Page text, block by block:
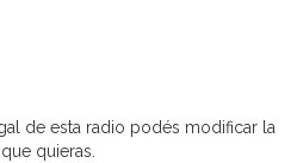
de esta radio podés modificar la
quieras.